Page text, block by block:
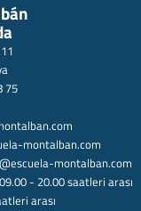
75
montalban.com
montalban.com
- 20.00 saatleri arası
arası